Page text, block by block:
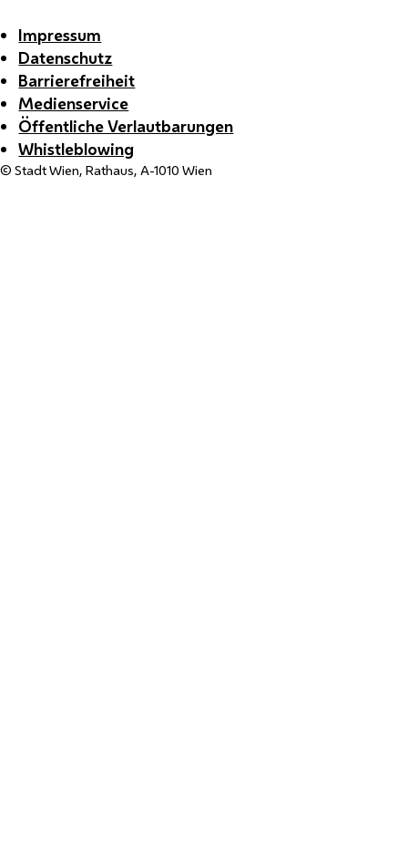
Impressum
Datenschutz
Barrierefreiheit
Medienservice
Öffentliche Verlautbarungen
Whistleblowing
© Stadt Wien, Rathaus, A-1010 Wien